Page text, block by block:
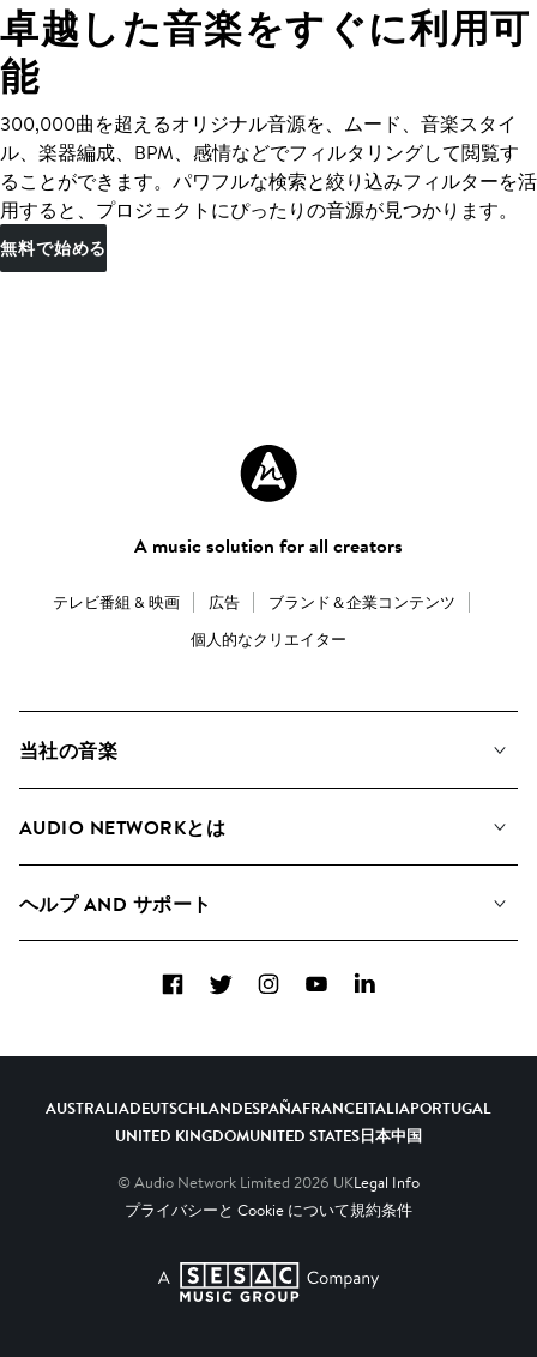
卓越した音楽をすぐに利用可
能
300,000曲を超えるオリジナル音源を、ムード、音楽スタイ
ル、楽器編成、BPM、感情などでフィルタリングして閲覧す
ることができます。パワフルな検索と絞り込みフィルターを活
用すると、プロジェクトにぴったりの音源が見つかります。
無料で始める
A music solution for all creators
テレビ番組 & 映画 広告
ブランド＆企業コンテンツ
個人的なクリエイター
当社の音楽
検索
アルバム
AUDIO NETWORKとは
ヘルプ AND サポート
FacebookTwitterInstagramYouTubeLinkedIn
AUSTRALIADEUTSCHLANDESPAÑAFRANCEITALIAPORTUGAL
UNITED KINGDOMUNITED STATES日本中国
© Audio Network Limited 2026 UKLegal Info
プライバシーと Cookie について規約条件
A SESAC Company